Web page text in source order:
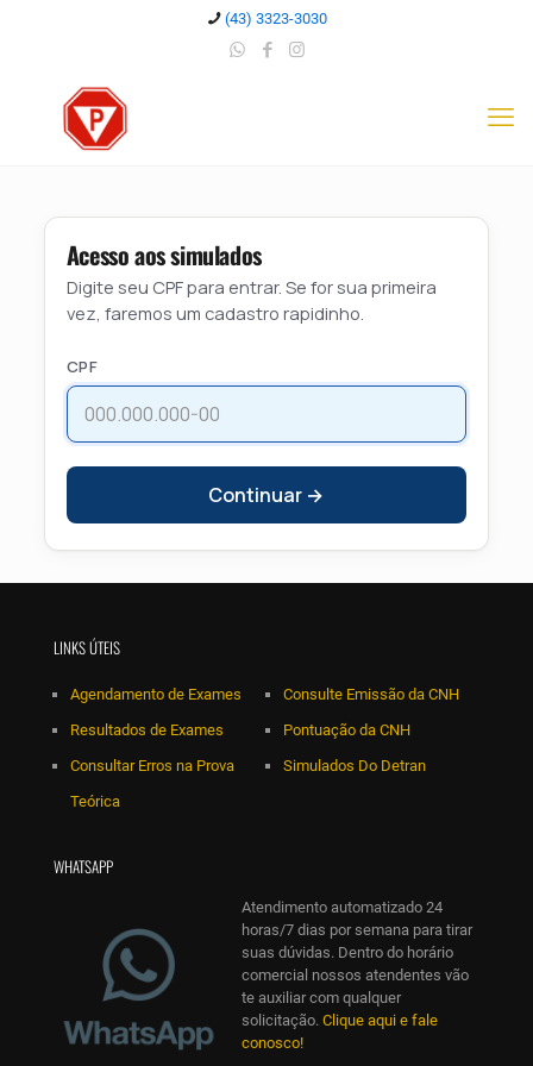
(43) 3323-3030
Acesso aos simulados
Digite seu CPF para entrar. Se for sua primeira
vez, faremos um cadastro rapidinho.
CPF
Continuar →
LINKS ÚTEIS
Agendamento de Exames
Resultados de Exames
Consultar Erros na Prova
Teórica
Consulte Emissão da CNH
Pontuação da CNH
Simulados Do Detran
WHATSAPP
Atendimento automatizado 24
horas/7 dias por semana para tirar
suas dúvidas. Dentro do horário
comercial nossos atendentes vão
te auxiliar com qualquer
solicitação. Clique aqui e fale
conosco!